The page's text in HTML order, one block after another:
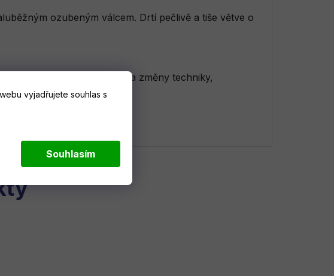
vyjadřujete souhlas s
Souhlasím
ozubeným válcem. Drtí pečlivě a tiše větve o
Vyhrazujeme si právo na změny techniky,